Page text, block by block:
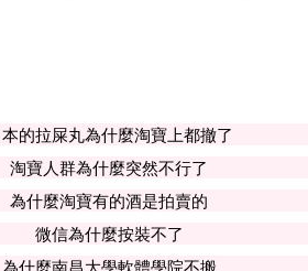
也可能因為系統記錄而被封號。
存在安全隱患，容易被封號。
手機沒有問題。
查是否有病毒或惡意軟體。確保
本的拉屎丸為什麼淘寶上都撤了
淘寶人群為什麼突然不行了
為什麼淘寶有的酒是拍賣的
微信為什麼按裝不了
為什麼南昌大學軟體學院不搬